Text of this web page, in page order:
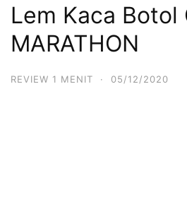
Lem Kaca Botol
MARATHON
REVIEW 1 MENIT · 05/12/2020